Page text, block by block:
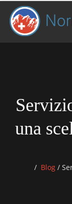
una
Blog /